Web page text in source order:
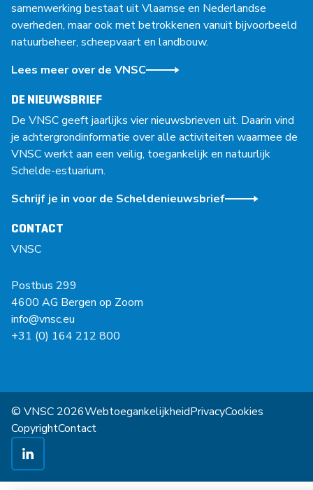
samenwerking bestaat uit Vlaamse en Nederlandse
overheden, maar ook met betrokkenen vanuit bijvoorbeeld
natuurbeheer, scheepvaart en landbouw.
Lees meer over de VNSC
DE NIEUWSBRIEF
De VNSC geeft jaarlijks vier nieuwsbrieven uit. Daarin vind
je achtergrondinformatie over alle activiteiten waarmee de
VNSC werkt aan een veilig, toegankelijk en natuurlijk
Schelde-estuarium.
Schrijf je in voor de Scheldenieuwsbrief
CONTACT
VNSC
Postbus 299
4600 AG Bergen op Zoom
info@vnsc.eu
+31 (0) 164 212 800
© VNSC 2026WebtoegankelijkheidPrivacyCookies
CopyrightContact